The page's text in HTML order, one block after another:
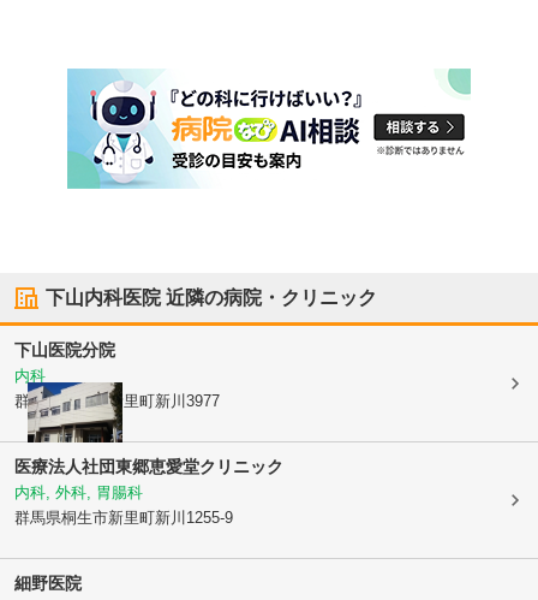
下山内科医院近隣の病院・クリニック
下山医院分院
内科
群馬県桐生市新里町新川3977
医療法人社団東郷恵愛堂クリニック
内科, 外科, 胃腸科
群馬県桐生市新里町新川1255-9
細野医院